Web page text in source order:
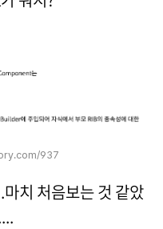
937
치 처음보는 것 같았